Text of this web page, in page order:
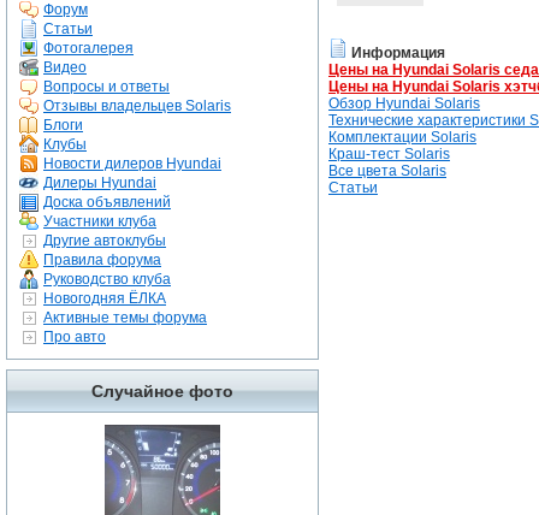
Форум
Статьи
Фотогалерея
Видео
Вопросы и ответы
Отзывы владельцев Solaris
Блоги
Клубы
Новости дилеров Hyundai
Дилеры Hyundai
Доска объявлений
Участники клуба
Другие автоклубы
Правила форума
Руководство клуба
Новогодняя ЁЛКА
Активные темы форума
Про авто
Случайное фото
Информация
Цены на Hyundai Solaris
Цены на Hyundai Solaris
Обзор Hyundai Solaris
Технические характеристики
Комплектации Solaris
Краш-тест Solaris
Все цвета Solaris
Статьи